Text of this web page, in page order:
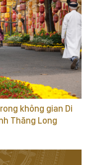
không gian Di
Thăng Long